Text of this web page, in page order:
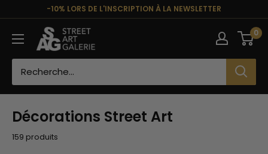
contenu
-10% LORS DE L'INSCRIPTION À LA NEWSLETTER
Street
Art
0
Décorations Street Art
159 produits